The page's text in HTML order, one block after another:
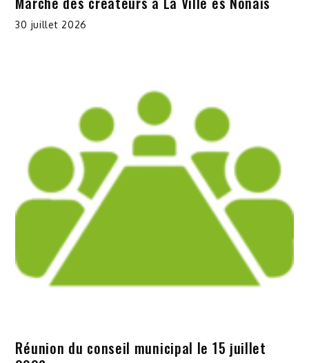
30 juillet 2026
Réunion du conseil municipal le 15 juillet